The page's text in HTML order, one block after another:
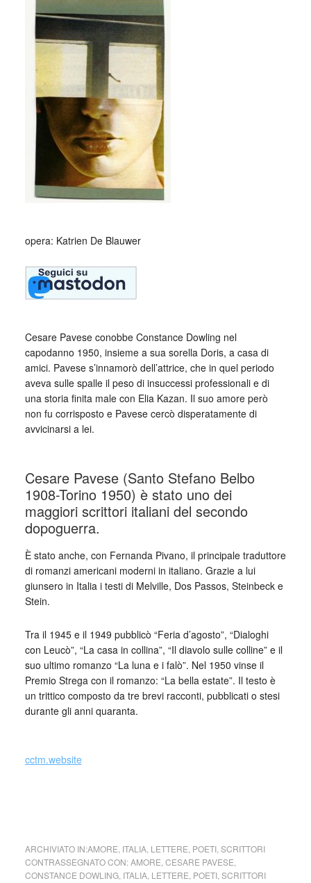
opera: Katrien De Blauwer
Cesare Pavese conobbe Constance Dowling nel
capodanno 1950, insieme a sua sorella Doris, a casa di
amici. Pavese s’innamorò dell’attrice, che in quel periodo
aveva sulle spalle il peso di insuccessi professionali e di
una storia finita male con Elia Kazan. Il suo amore però
non fu corrisposto e Pavese cercò disperatamente di
avvicinarsi a lei.
Cesare Pavese (Santo Stefano Belbo
1908-Torino 1950) è stato uno dei
maggiori scrittori italiani del secondo
dopoguerra.
È stato anche, con Fernanda Pivano, il principale traduttore
di romanzi americani moderni in italiano. Grazie a lui
giunsero in Italia i testi di Melville, Dos Passos, Steinbeck e
Stein.
Tra il 1945 e il 1949 pubblicò “Feria d’agosto”, “Dialoghi
con Leucò”, “La casa in collina”, “Il diavolo sulle colline” e il
suo ultimo romanzo “La luna e i falò”. Nel 1950 vinse il
Premio Strega con il romanzo: “La bella estate”. Il testo è
un trittico composto da tre brevi racconti, pubblicati o stesi
durante gli anni quaranta.
cctm.website
ARCHIVIATO IN:AMORE ITALIA, LETTERE POETI, SCRITTORI
CONTRASSEGNATO CON:AMORE CESARE PAVESE
CONSTANCE DOWLING, ITALIA, LETTERE POETI, SCRITTORI